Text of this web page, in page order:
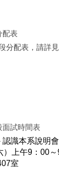
配表
分配表，請詳
面試時間表
識本系說明會
）上午9：00
室